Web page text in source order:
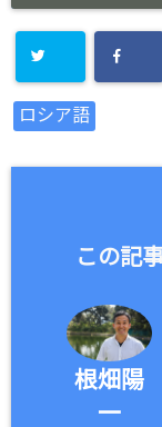
ロシア語
この記
根畑陽
一